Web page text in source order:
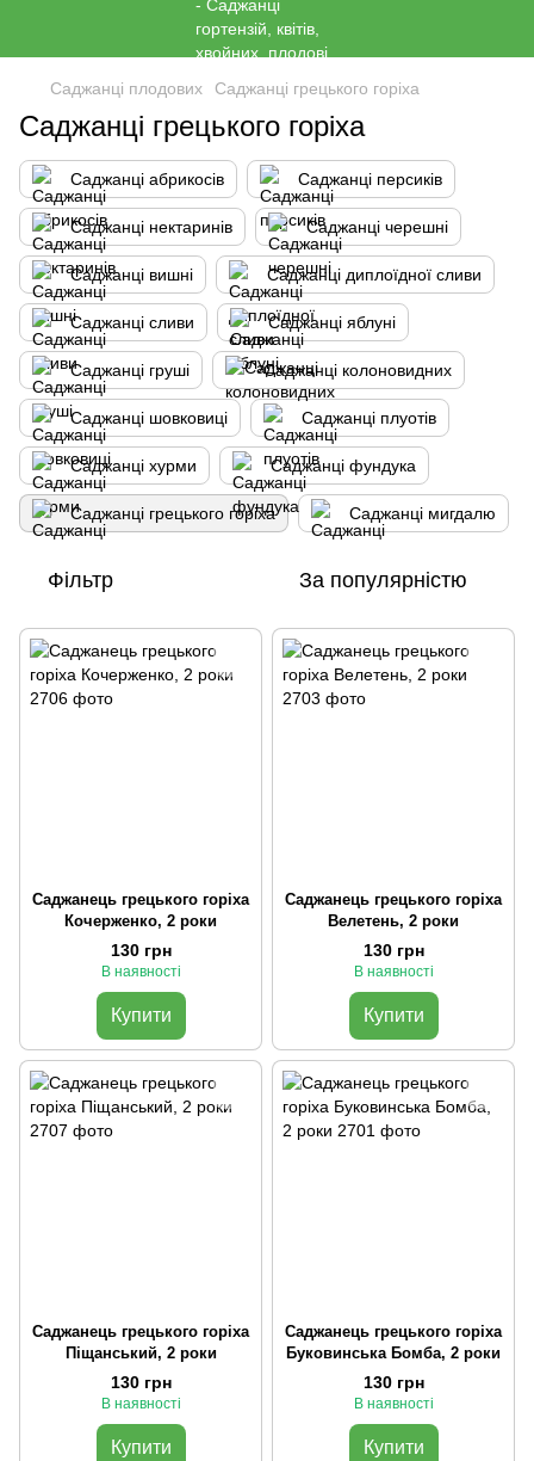
Саджанці плодових Саджанці грецького горіха
Саджанці грецького горіха
Саджанці абрикосів Саджанці персиків
Саджанці нектаринів Саджанці черешні
Саджанці вишні Саджанці диплоїдної сливи
Саджанці сливи Саджанці яблуні
Саджанці груші Саджанці колоновидних
Саджанці шовковиці Саджанці плуотів
Саджанці хурми Саджанці фундука
Саджанці грецького горіха Саджанці мигдалю
Фільтр За популярністю
Саджанець грецького горіха
Кочерженко, 2 роки
130 грн
В наявності
Купити
Саджанець грецького горіха
Велетень, 2 роки
130 грн
В наявності
Купити
Саджанець грецького горіха
Піщанський, 2 роки
130 грн
В наявності
Купити
Саджанець грецького горіха
Буковинська Бомба, 2 роки
130 грн
В наявності
Купити